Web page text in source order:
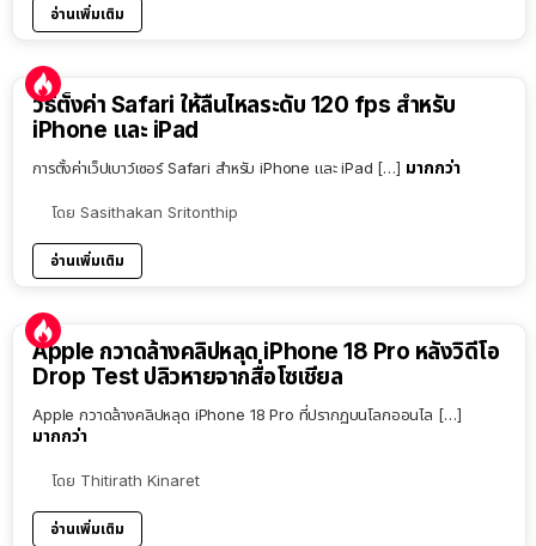
อ่านเพิ่มเติม
วิธีตั้งค่า Safari ให้ลื่นไหลระดับ 120 fps สำหรับ
iPhone และ iPad
การตั้งค่าเว็ปเบาว์เซอร์ Safari สำหรับ iPhone และ iPad […] มากกว่า
โดย Sasithakan Sritonthip
อ่านเพิ่มเติม
Apple กวาดล้างคลิปหลุด iPhone 18 Pro หลังวิดีโอ
Drop Test ปลิวหายจากสื่อโซเชียล
Apple กวาดล้างคลิปหลุด iPhone 18 Pro ที่ปรากฏบนโลกออนไล […]
มากกว่า
โดย Thitirath Kinaret
อ่านเพิ่มเติม